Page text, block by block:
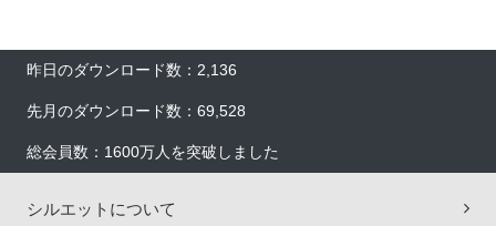
昨日のダウンロード数：2,136
先月のダウンロード数：69,528
総会員数：1600万人を突破しました
シルエットについて